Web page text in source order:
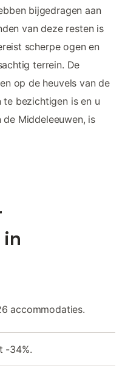
bijgedragen aan
van deze resten is
scherpe ogen en
terrein. De
op de heuvels van de
te bezichtigen is en u
Middeleeuwen, is
accommodaties.
-34%.